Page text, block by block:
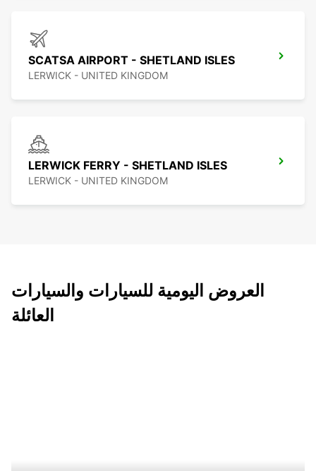
SCATSA AIRPORT - SHETLAND ISLES
LERWICK - UNITED KINGDOM
LERWICK FERRY - SHETLAND ISLES
LERWICK - UNITED KINGDOM
العروض اليومية للسيارات والسيارات
العائلة